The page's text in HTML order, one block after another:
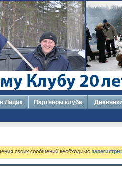
Лицах Партнеры клуба Дневники
своих сообщений необходимо